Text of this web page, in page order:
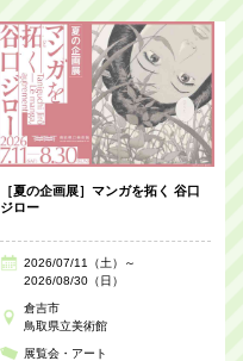
［夏の企画展］マンガを拓く 谷口
ジロー
2026/07/11（土）～
2026/08/30（日）
倉吉市
鳥取県立美術館
展覧会・アート